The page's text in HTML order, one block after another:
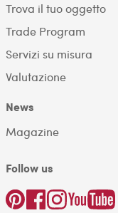
Trova il tuo oggetto
Trade Program
Servizi su misura
Valutazione
News
Magazine
Follow us